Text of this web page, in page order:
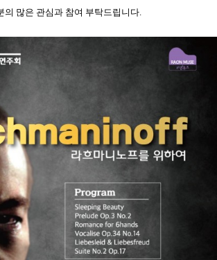
의 많은 관심과 참여 부탁드립니다.